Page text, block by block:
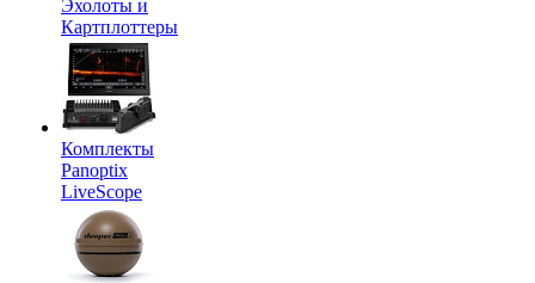
Эхолоты и
Картплоттеры
Комплекты
Panoptix
LiveScope